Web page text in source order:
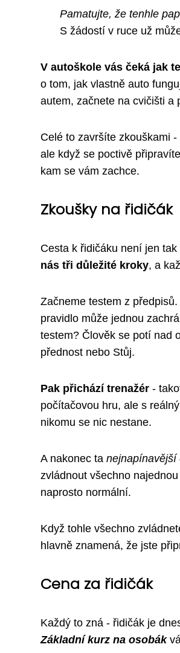
Pamatujte, že tenhle
S žádostí v ruce už
V autoškole vás čeká jak
o tom, jak vlastně auto
autem, začnete na cvičišti a
Celé to završíte zkouškami
ale když se poctivě
kam se vám zachce.
Zkoušky na řidičák
Cesta k řidičáku není jen
nás tři důležité kroky, a
Začneme testem z
pravidlo může jednou
testem? Člověk se potí nad
přednost nebo Stůj.
Pak přichází trenažér -
počítačovou hru, ale s
nikomu se nic nestane.
A nakonec ta nejnapínavější
zvládnout všechno
naprosto normální.
Když tohle všechno
hlavně znamená, že jste
Cena za řidičák
Každý to zná - řidičák je
Základní kurz na osobák